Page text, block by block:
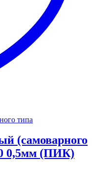
типа
(самоварного
0,5мм (ПИК)